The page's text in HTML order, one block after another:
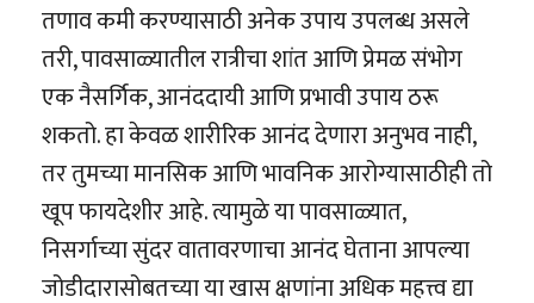
तणाव कमी करण्यासाठी अनेक उपाय उपलब्ध असले
तरी, पावसाळ्यातील रात्रीचा शांत आणि प्रेमळ संभोग
एक नैसर्गिक, आनंददायी आणि प्रभावी उपाय ठरू
शकतो. हा केवळ शारीरिक आनंद देणारा अनुभव नाही,
तर तुमच्या मानसिक आणि भावनिक आरोग्यासाठीही तो
खूप फायदेशीर आहे. त्यामुळे या पावसाळ्यात,
निसर्गाच्या सुंदर वातावरणाचा आनंद घेताना आपल्या
जोडीदारासोबतच्या या खास क्षणांना अधिक महत्त्व द्या